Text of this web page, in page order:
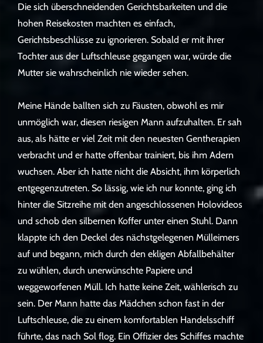
Die sich überschneidenden Gerichtsbarkeiten und die
hohen Reisekosten machten es einfach,
Gerichtsbeschlüsse zu ignorieren. Sobald er mit ihrer
Tochter aus der Luftschleuse gegangen war, würde die
Mutter sie wahrscheinlich nie wieder sehen.
Meine Hände ballten sich zu Fäusten, obwohl es mir
unmöglich war, diesen riesigen Mann aufzuhalten. Er sah
aus, als hätte er viel Zeit mit den neuesten Gentherapien
verbracht und er hatte offenbar trainiert, bis ihm Adern
wuchsen. Aber ich hatte nicht die Absicht, ihm körperlich
entgegenzutreten. So lässig, wie ich nur konnte, ging ich
hinter die Sitzreihe mit den angeschlossenen Holovideos
und schob den silbernen Koffer unter einen Stuhl. Dann
klappte ich den Deckel des nächstgelegenen Mülleimers
auf und begann, mich durch den ekligen Abfallbehälter
zu wühlen, durch unerwünschte Papiere und
weggeworfenen Müll. Ich hatte keine Zeit, wählerisch zu
sein. Der Mann hatte das Mädchen schon fast in der
Luftschleuse, die zu einem komfortablen Handelsschiff
führte, das nach Sol flog. Ein Offizier des Schiffes machte